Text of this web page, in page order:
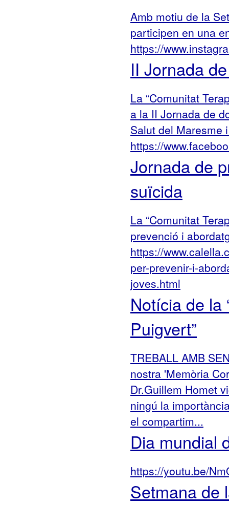
Amb motiu de la
participen en una
https://
II Jornada
La “Comunitat
a la II Jornada de
Salut del Maresme
https://
Jornada de
suïcida
La “Comunitat
prevenció i
https://
per-prevenir-i-
joves.html
Notícia de la
Puigvert”
TREBALL AMB
nostra 'Memòria
Dr.Guillem Homet
ningú la
el compartim...
Dia mundial
https://youtu.be/
Setmana de